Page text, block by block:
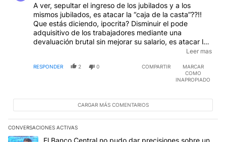
A ver, sepultar el ingreso de los jubilados y a los
mismos jubilados, es atacar la “caja de la casta”??!!
Que estás diciendo, ipocrita? Disminuir el pode
adquisitivo de los trabajadores mediante una
devaluación brutal sin mejorar su salario, es atacar la
“caja de la casta”??!! Que haya 27 millones de pobres
“caja de la casta”??!! Figlio di la Massima Troia
Leer mas
RESPONDER 2 0 COMPARTIR
MARCAR
COMO
INAPROPIADO
CARGAR MÁS COMENTARIOS
CONVERSACIONES ACTIVAS
Este listado muestra los artículos con más comentarios en los
Un artículo de tendencia con el título "El Banco Central no pudo
El Banco Central no pudo dar precisiones sobre un